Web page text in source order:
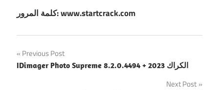
كلمة المرور: www.startcrack.com
Post
navigation
Previous Post
IDimager Photo Supreme 8.2.0.4494 + الكراك 2023
Next Post